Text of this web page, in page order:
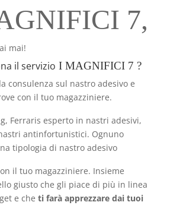
7,
mai!
il servizio I MAGNIFICI 7 ?
consulenza sul nastro adesivo e
con il tuo magazziniere.
Ferraris esperto in nastri adesivi,
antinfortunistici. Ognuno
tipologia di nastro adesivo
il tuo magazziniere. Insieme
giusto che gli piace di più in linea
e che ti farà apprezzare dai tuoi